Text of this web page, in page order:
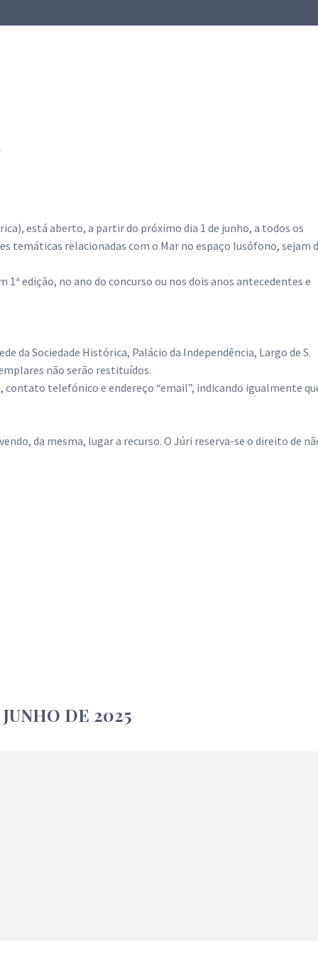
está aberto, a partir do próximo dia 1 de junho, a todos os
temáticas relacionadas com o Mar no espaço lusófono, sejam
edição, no ano do concurso ou nos dois anos antecedentes e
da Sociedade Histórica, Palácio da Independência, Largo de S.
não serão restituídos.
telefónico e endereço “email”, indicando igualmente
da mesma, lugar a recurso. O Júri reserva-se o direito de
DE 2025